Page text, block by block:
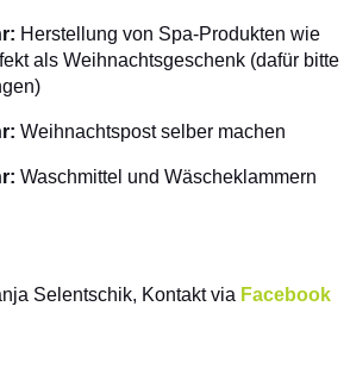
Herstellung von Spa-Produkten wie
als Weihnachtsgeschenk (dafür bitte
Weihnachtspost selber machen
Waschmittel und Wäscheklammern
Selentschik, Kontakt via Facebook